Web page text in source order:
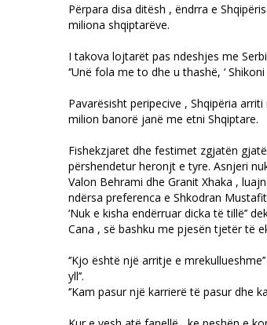
Përpara disa ditësh , ëndrra e
miliona shqiptarëve.
I takova lojtarët pas ndeshjes me
‘’Unë fola me to dhe u thashë, ‘
Pavarësisht peripecive , Shqipëria
milion banorë janë me etni Shqiptare.
Fishekzjaret dhe festimet zgjatën
përshendetur heronjt e tyre. Asnjeri
Valon Behrami dhe Granit Xhaka ,
ndërsa preferenca e Shkodran
‘Nuk e kisha endërruar dicka të tillë’’
Cana , së bashku me pjesën tjetër të
‘’Kjo është një arritje e
yll’’.
‘’Kam pasur një karrierë të pasur dhe